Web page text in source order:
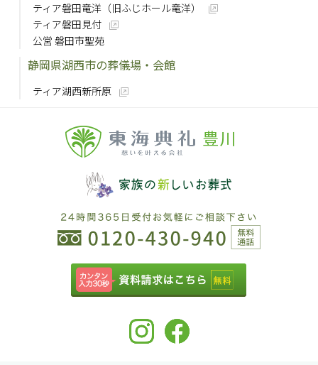
ティア磐田竜洋（旧ふじホール竜洋）
ティア磐田見付
公営 磐田市聖苑
静岡県湖西市の葬儀場・会館
ティア湖西新所原
豊川